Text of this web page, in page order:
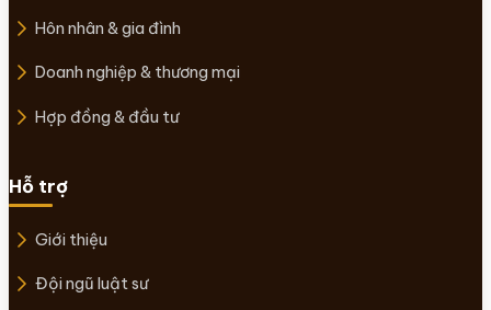
Hôn nhân & gia đình
Doanh nghiệp & thương mại
Hợp đồng & đầu tư
Hỗ trợ
Giới thiệu
Đội ngũ luật sư